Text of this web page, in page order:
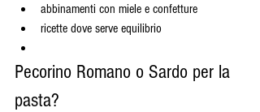
abbinamenti con miele e confetture
ricette dove serve equilibrio
Pecorino Romano o Sardo per la
pasta?